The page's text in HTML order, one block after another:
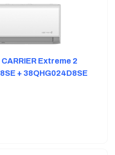
Extreme 2
+ 38QHG024D8SE